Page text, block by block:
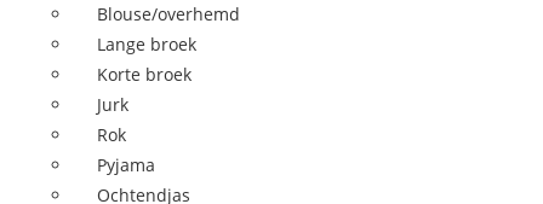
Blouse/overhemd
Lange broek
Korte broek
Jurk
Rok
Pyjama
Ochtendjas